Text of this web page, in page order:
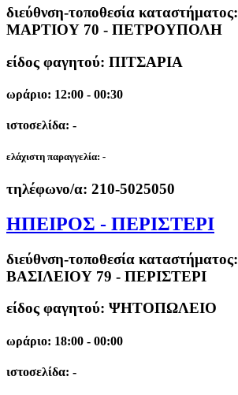
διεύθνση-τοποθεσία καταστήματος:
ΜΑΡΤΙΟΥ 70 - ΠΕΤΡΟΥΠΟΛΗ
είδος φαγητού: ΠΙΤΣΑΡΙΑ
ωράριο: 12:00 - 00:30
ιστοσελίδα: -
ελάχιστη παραγγελία: -
τηλέφωνο/α: 210-5025050
ΗΠΕΙΡΟΣ - ΠΕΡΙΣΤΕΡΙ
διεύθνση-τοποθεσία καταστήματος:
ΒΑΣΙΛΕΙΟΥ 79 - ΠΕΡΙΣΤΕΡΙ
είδος φαγητού: ΨΗΤΟΠΩΛΕΙΟ
ωράριο: 18:00 - 00:00
ιστοσελίδα: -